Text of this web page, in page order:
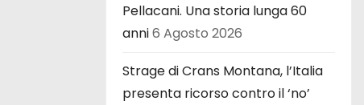
Pellacani. Una storia lunga 60
anni6 Agosto 2026
Strage di Crans Montana, l’Italia
presenta ricorso contro il ‘no’